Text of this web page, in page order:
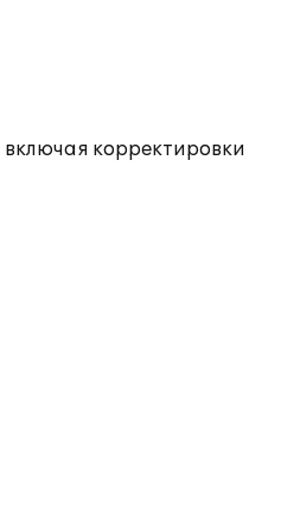
корректировки